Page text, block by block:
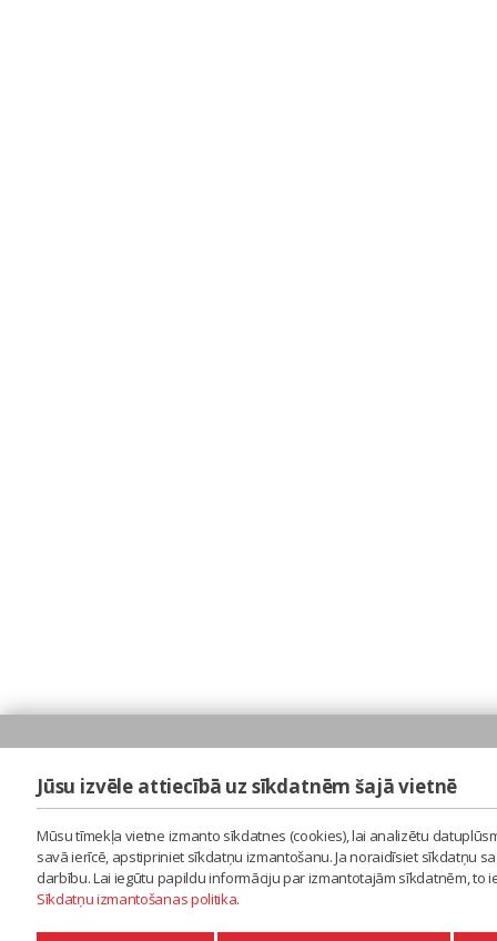
Jūsu izvēle attiecībā uz sīkdatnēm šajā vietnē
Mūsu tīmekļa vietne izmanto sīkdatnes (cookies), lai analizētu
savā ierīcē, apstipriniet sīkdatņu izmantošanu. Ja noraidīsiet sīkdatņu
darbību. Lai iegūtu papildu informāciju par izmantotajām sīkdatnēm,
Sīkdatņu izmantošanas politika.